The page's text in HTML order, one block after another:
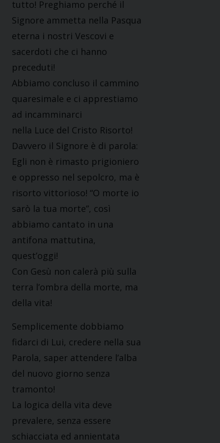
tutto! Preghiamo perché il
Signore ammetta nella Pasqua
eterna i nostri Vescovi e
sacerdoti che ci hanno
preceduti!
Abbiamo concluso il cammino
quaresimale e ci apprestiamo
ad incamminarci
nella Luce del Cristo Risorto!
Davvero il Signore è di parola:
Egli non è rimasto prigioniero
e oppresso nel sepolcro, ma è
risorto vittorioso! “O morte io
sarò la tua morte”, così
abbiamo cantato in una
antifona mattutina,
quest’oggi!
Con Gesù non calerà più sulla
terra l’ombra della morte, ma
della vita!
Semplicemente dobbiamo
fidarci di Lui, credere nella sua
Parola, saper attendere l’alba
del nuovo giorno senza
tramonto!
La logica della vita deve
prevalere, senza essere
schiacciata ed annientata